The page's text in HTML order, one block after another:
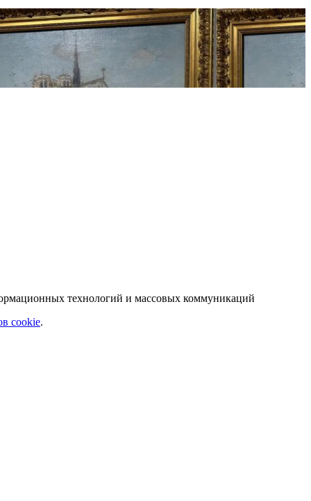
технологий и массовых коммуникаций
cookie.